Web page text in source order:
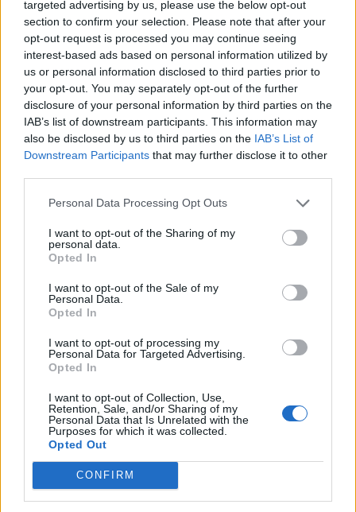
targeted advertising by us, please use the below opt-out
section to confirm your selection. Please note that after your
opt-out request is processed you may continue seeing
interest-based ads based on personal information utilized by
us or personal information disclosed to third parties prior to
your opt-out. You may separately opt-out of the further
disclosure of your personal information by third parties on the
IAB’s list of downstream participants. This information may
also be disclosed by us to third parties on the IAB’s List of
Downstream Participants that may further disclose it to other
Personal Data Processing Opt Outs
I want to opt-out of the Sharing of my
personal data.
Opted In
I want to opt-out of the Sale of my
Personal Data.
Opted In
I want to opt-out of processing my
Personal Data for Targeted Advertising.
Opted In
I want to opt-out of Collection, Use,
Retention, Sale, and/or Sharing of my
Personal Data that Is Unrelated with the
Purposes for which it was collected.
Opted Out
CONFIRM
Raksturīgas lielas vairogveida ziedkopas, ziedi ir
gaiši violetā krāsā.
Piemājas dārzā lieliska ir vīteņhortenzija: ar
savdabīgiem piesūcekņiem tā kāpelē pa
atļautām un neatļautām vietām pat līdz 20
metru augstumam. Krēmbaltie ziedi sakārtoti
Podos iestādītās liellapu hortenzijas, ko pārdod
nokrāsās, var audzēt kā podu puķi, taču tā
diemžēl ir visai cimperlīga: ja izdodas panākt, ka
aug un zied arī nākamajā sezonā, esi šo puķi
pārsteidzoši labi pieradinājusi!